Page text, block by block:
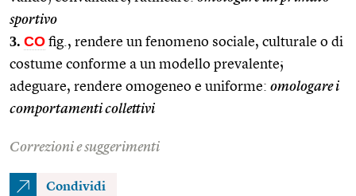
sportivo
3. CO fig., rendere un fenomeno sociale, culturale o di
costume conforme a un modello prevalente;
adeguare, rendere omogeneo e uniforme: omologare i
comportamenti collettivi
Correzioni e suggerimenti
Condividi